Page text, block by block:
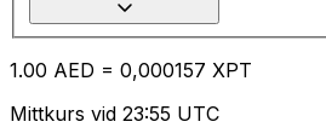
1.00 AED = 0,000157 XPT
Mittkurs vid 23:55 UTC